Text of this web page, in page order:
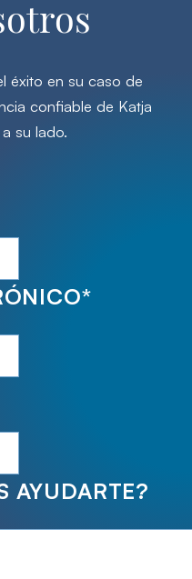
éxito en su caso de
confiable de Katja
su lado.
*
AYUDARTE?